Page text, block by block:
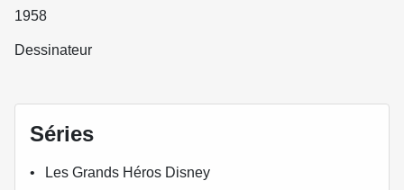
1958
Dessinateur
Séries
Les Grands Héros Disney